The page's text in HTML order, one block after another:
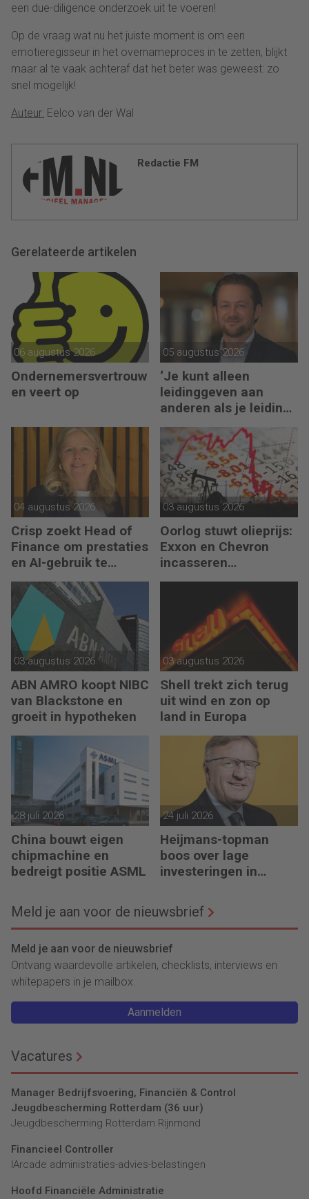
een due-diligence onderzoek uit te voeren!
Op de vraag wat nu het juiste moment is om een
emotieregisseur in het overnameproces in te zetten, blijkt
maar al te vaak achteraf dat het beter was geweest: zo
snel mogelijk!
Auteur: Eelco van der Wal
Redactie FM
Gerelateerde artikelen
06 augustus 2026
Ondernemersvertrouw
en veert op
05 augustus 2026
‘Je kunt alleen
leidinggeven aan
anderen als je leiding
kunt geven aan jezelf’
04 augustus 2026
Crisp zoekt Head of
Finance om prestaties
en AI-gebruik te
versnellen
03 augustus 2026
Oorlog stuwt olieprijs:
Exxon en Chevron
incasseren
miljardenwinsten
03 augustus 2026
ABN AMRO koopt NIBC
van Blackstone en
groeit in hypotheken
03 augustus 2026
Shell trekt zich terug
uit wind en zon op
land in Europa
28 juli 2026
China bouwt eigen
chipmachine en
bedreigt positie ASML
24 juli 2026
Heijmans-topman
boos over lage
investeringen in
Meld je aan voor de nieuwsbrief
Meld je aan voor de nieuwsbrief
Ontvang waardevolle artikelen, checklists, interviews en
whitepapers in je mailbox.
Aanmelden
Vacatures
Manager Bedrijfsvoering, Financiën & Control
Jeugdbescherming Rotterdam (36 uur)
Jeugdbescherming Rotterdam Rijnmond
Financieel Controller
lArcade administraties-advies-belastingen
Hoofd Financiële Administratie